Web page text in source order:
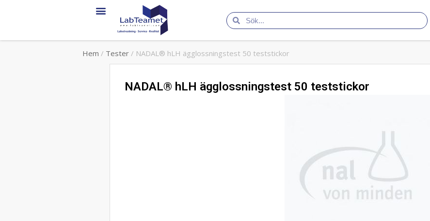
Hem / Tester / NADAL® hLH ägglossningstest 50 teststickor
NADAL® hLH ägglossningstest 50 teststickor